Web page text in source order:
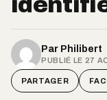
Par Philibert
PUBLIÉ LE 27
PARTAGER